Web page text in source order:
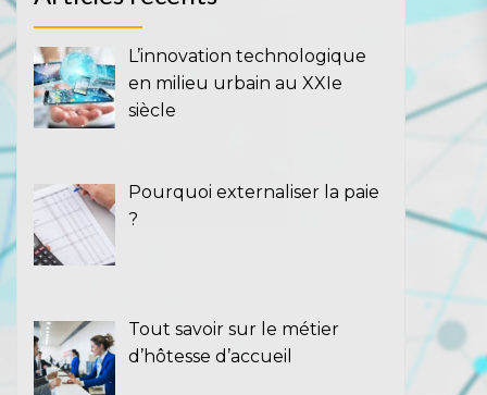
L’innovation technologique
en milieu urbain au XXIe
siècle
Pourquoi externaliser la paie
?
Tout savoir sur le métier
d’hôtesse d’accueil